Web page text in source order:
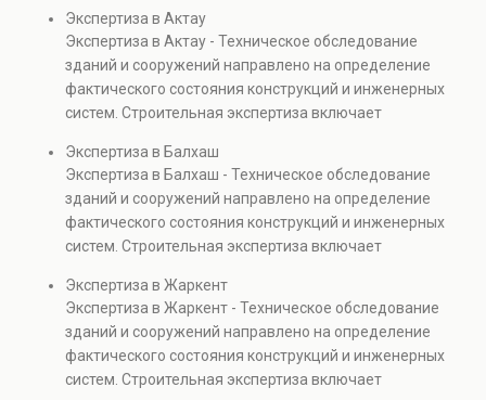
элементов и оценку эксплуатационной безопасности.
Услуга востребована при покупке недвижимости,
капитальном ремонте и реконструкции объектов, а
также при судебных разбирательствах и технических
проверках.
Экспертиза в Актау
Экспертиза в Актау - Техническое обследование
зданий и сооружений направлено на определение
фактического состояния конструкций и инженерных
систем. Строительная экспертиза включает
элементов и оценку эксплуатационной безопасности.
Услуга востребована при покупке недвижимости,
капитальном ремонте и реконструкции объектов, а
также при судебных разбирательствах и технических
проверках.
Экспертиза в Балхаш
Экспертиза в Балхаш - Техническое обследование
зданий и сооружений направлено на определение
фактического состояния конструкций и инженерных
систем. Строительная экспертиза включает
элементов и оценку эксплуатационной безопасности.
Услуга востребована при покупке недвижимости,
капитальном ремонте и реконструкции объектов, а
также при судебных разбирательствах и технических
проверках.
Экспертиза в Жаркент
Экспертиза в Жаркент - Техническое обследование
зданий и сооружений направлено на определение
фактического состояния конструкций и инженерных
систем. Строительная экспертиза включает